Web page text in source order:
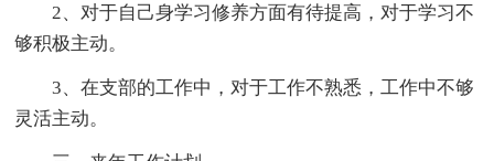
2、对于自己身学习修养方面有待提高，对于学习不
够积极主动。
3、在支部的工作中，对于工作不熟悉，工作中不够
灵活主动。